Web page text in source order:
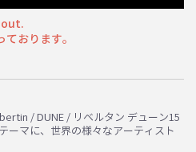
out.
おります。
/ DUNE / リベルタン デューン15
ーマに、世界の様々なアーティスト